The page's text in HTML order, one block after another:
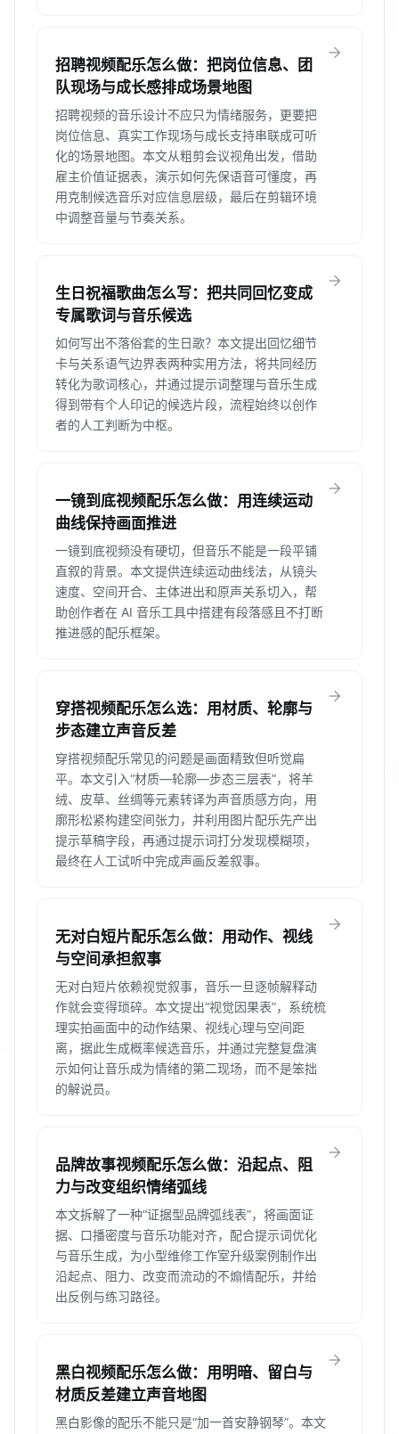
招聘视频配乐怎么做：把岗位信息、团
队现场与成长感排成场景地图
招聘视频的音乐设计不应只为情绪服务，更要把
岗位信息、真实工作现场与成长支持串联成可听
化的场景地图。本文从粗剪会议视角出发，借助
雇主价值证据表，演示如何先保语音可懂度，再
用克制候选音乐对应信息层级，最后在剪辑环境
中调整音量与节奏关系。
arrow_forward
生日祝福歌曲怎么写：把共同回忆变成
专属歌词与音乐候选
如何写出不落俗套的生日歌？本文提出回忆细节
卡与关系语气边界表两种实用方法，将共同经历
转化为歌词核心，并通过提示词整理与音乐生成
得到带有个人印记的候选片段，流程始终以创作
者的人工判断为中枢。
arrow_forward
一镜到底视频配乐怎么做：用连续运动
曲线保持画面推进
一镜到底视频没有硬切，但音乐不能是一段平铺
直叙的背景。本文提供连续运动曲线法，从镜头
速度、空间开合、主体进出和原声关系切入，帮
助创作者在 AI 音乐工具中搭建有段落感且不打断
推进感的配乐框架。
arrow_forward
穿搭视频配乐怎么选：用材质、轮廓与
步态建立声音反差
穿搭视频配乐常见的问题是画面精致但听觉扁
平。本文引入“材质—轮廓—步态三层表”，将羊
绒、皮草、丝绸等元素转译为声音质感方向，用
廓形松紧构建空间张力，并利用图片配乐先产出
提示草稿字段，再通过提示词打分发现模糊项，
最终在人工试听中完成声画反差叙事。
arrow_forward
无对白短片配乐怎么做：用动作、视线
与空间承担叙事
无对白短片依赖视觉叙事，音乐一旦逐帧解释动
作就会变得琐碎。本文提出“视觉因果表”，系统梳
理实拍画面中的动作结果、视线心理与空间距
离，据此生成概率候选音乐，并通过完整复盘演
示如何让音乐成为情绪的第二现场，而不是笨拙
的解说员。
arrow_forward
品牌故事视频配乐怎么做：沿起点、阻
力与改变组织情绪弧线
本文拆解了一种“证据型品牌弧线表”，将画面证
据、口播密度与音乐功能对齐，配合提示词优化
与音乐生成，为小型维修工作室升级案例制作出
沿起点、阻力、改变而流动的不煽情配乐，并给
出反例与练习路径。
arrow_forward
黑白视频配乐怎么做：用明暗、留白与
材质反差建立声音地图
黑白影像的配乐不能只是“加一首安静钢琴”。本文
arrow_forward